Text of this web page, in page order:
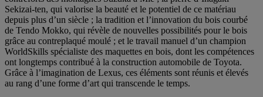
Sekizai-ten, qui valorise la beauté et le potentiel de ce matériau
depuis plus d’un siècle ; la tradition et l’innovation du bois courbé
de Tendo Mokko, qui révèle de nouvelles possibilités pour le bois
grâce au contreplaqué moulé ; et le travail manuel d’un champion
WorldSkills spécialiste des maquettes en bois, dont les compétences
ont longtemps contribué à la construction automobile de Toyota.
Grâce à l’imagination de Lexus, ces éléments sont réunis et élevés
au rang d’une forme d’art qui transcende le temps.